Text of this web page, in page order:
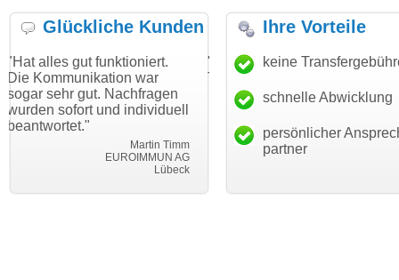
Glückliche Kunden
funktioniert.
war
Nachfragen
und individuell
"Danke für den schnellen
Transfer und guten Service!"
Thomas Schäfer
i can eckert communication GmbH
"Ich bin
haben. Die
mein
Ihre Vorteile
keine
schnelle Abwicklung
persönlicher
partner